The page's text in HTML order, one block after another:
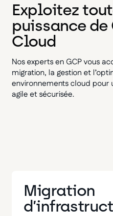
Exploitez
puissance de
Cloud
Nos experts en GCP vous
migration, la gestion et
environnements cloud pour
agile et sécurisée.
Migration